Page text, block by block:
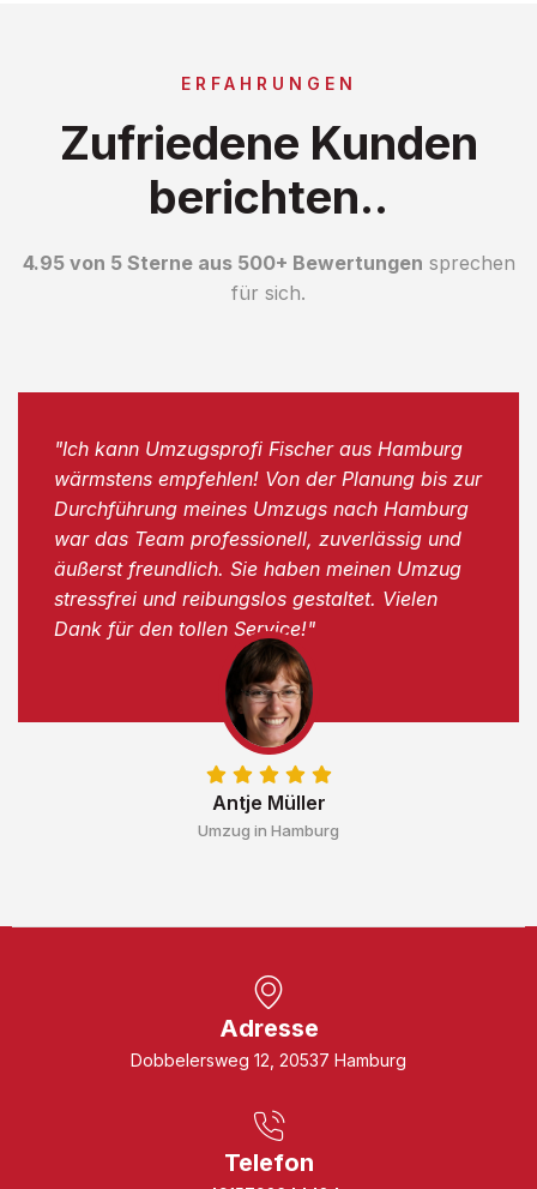
ERFAHRUNGEN
Zufriedene Kunden
berichten..
4.95 von 5 Sterne aus 500+ Bewertungen sprechen
für sich.
Antje Müller
Umzug in Hamburg
"Ich kann Umzugsprofi Fischer aus Hamburg
wärmstens empfehlen! Von der Planung bis zur
Durchführung meines Umzugs nach Hamburg
war das Team professionell, zuverlässig und
äußerst freundlich. Sie haben meinen Umzug
stressfrei und reibungslos gestaltet. Vielen
Dank für den tollen Service!"
Adresse
Dobbelersweg 12, 20537 Hamburg
Telefon